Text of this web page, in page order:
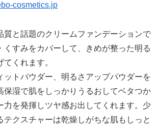
cosmetics.jp
質と話題のクリームファンデーションで
くすみをカバーして、きめが整った明る
くれます。
ットパウダー、明るさアップパウダーを
保湿で肌をしっかりうるおしてベタつか
力を発揮しツヤ感お出してくれます。少
テクスチャーは乾燥しがちな肌もしっと